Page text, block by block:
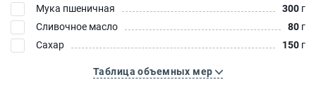
Мука пшеничная
300 г
Сливочное масло
80 г
Сахар
150 г
Таблица объемных мер